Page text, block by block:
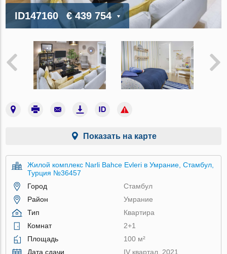
ID147160 € 439 754
Показать на карте
Жилой комплекс Narli Bahce Evleri в Умрание, Стамбул,
Турция №36457
Город
Стамбул
Район
Умрание
Тип
Квартира
Комнат
2+1
Площадь
100 м²
Дата сдачи
IV квартал, 2021